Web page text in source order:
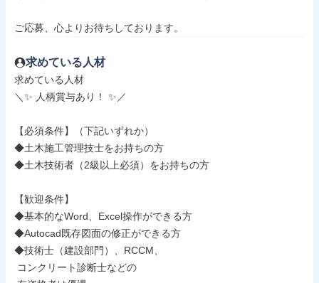
ご応募、心よりお待ちしております。
求めている人材
求めている人材
＼✨ 人柄賞与あり！ ✨／
【必須条件】（下記いずれか）
◆土木施工管理技士をお持ちの方
◆土木技術者（2級以上必須）をお持ちの方
【歓迎条件】
◆基本的なWord、Excel操作ができる方
◆Autocad既存図面の修正ができる方
◆技術士（建設部門）、RCCM、